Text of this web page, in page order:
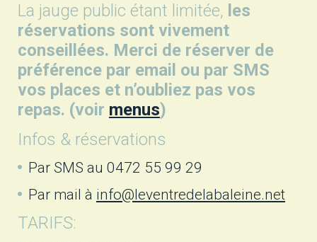
La jauge public étant limitée, les
réservations sont vivement
conseillées. Merci de réserver de
préférence par email ou par SMS
vos places et n’oubliez pas vos
repas. (voir menus)
Infos & réservations
Par SMS au 0472 55 99 29
Par mail à info@leventredelabaleine.net
TARIFS: